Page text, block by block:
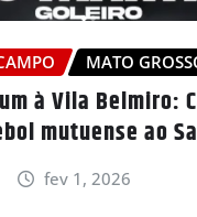
MATO
à Vila Belmiro:
mutuense ao
fev 1, 2026